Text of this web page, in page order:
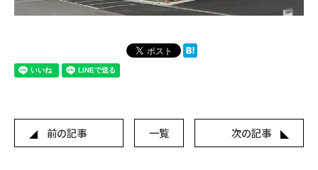
前の記事 一覧 次の記事